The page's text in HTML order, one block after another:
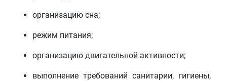
организацию сна;
режим питания;
организацию двигательной активности;
выполнение требований санитарии, гигиены,